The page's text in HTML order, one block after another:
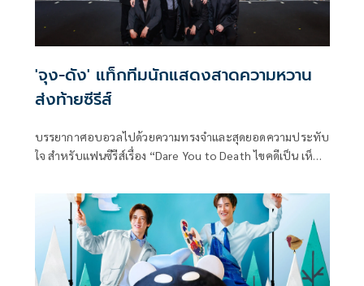
'จุง-ดัง' แท็กทีมนักแสดงสาดความหวาน
ส่งท้ายซีรีส์
บรรยากาศอบอวลไปด้วยความทรงจำและสุดยอดความประทับ
ใจ สำหรับแฟนซีรีส์เรื่อง “Dare You to Death ไขคดีเป็น เห็น
ไทย ในงาน "Dare You to Death Final EP. Fan Meeting" ซึ่ง
เป็นการรวมตัวครั้งสำคัญของทีมนักแสดง นำโดย “จุง-อาเชน
ไอย์ดึน” และ “ดัง-ณัฎฐ์ชัย บุญประเสริฐ”